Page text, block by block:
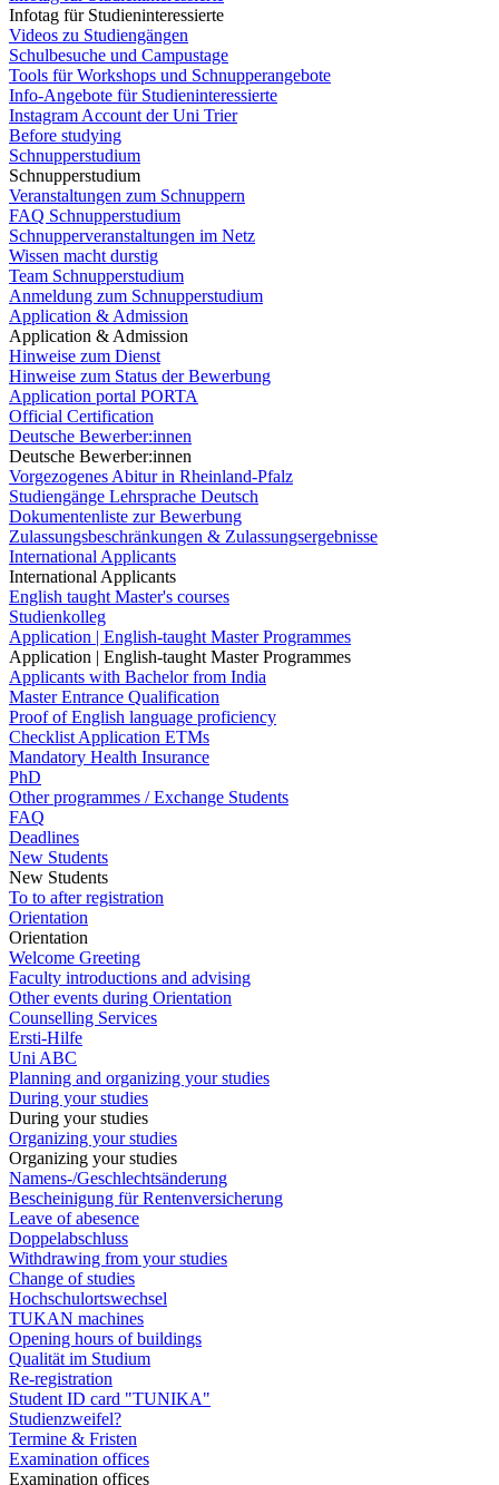
Infotag für Studieninteressierte
Videos zu Studiengängen
Schulbesuche und Campustage
Tools für Workshops und Schnupperangebote
Info-Angebote für Studieninteressierte
Instagram Account der Uni Trier
Before studying
Schnupperstudium
Schnupperstudium
Veranstaltungen zum Schnuppern
FAQ Schnupperstudium
Schnupperveranstaltungen im Netz
Wissen macht durstig
Team Schnupperstudium
Anmeldung zum Schnupperstudium
Application & Admission
Application & Admission
Hinweise zum Dienst
Hinweise zum Status der Bewerbung
Application portal PORTA
Official Certification
Deutsche Bewerber:innen
Deutsche Bewerber:innen
Vorgezogenes Abitur in Rheinland-Pfalz
Studiengänge Lehrsprache Deutsch
Dokumentenliste zur Bewerbung
Zulassungsbeschränkungen & Zulassungsergebnisse
International Applicants
International Applicants
English taught Master's courses
Studienkolleg
Application | English-taught Master Programmes
Application | English-taught Master Programmes
Applicants with Bachelor from India
Master Entrance Qualification
Proof of English language proficiency
Checklist Application ETMs
Mandatory Health Insurance
PhD
Other programmes / Exchange Students
FAQ
Deadlines
New Students
New Students
To to after registration
Orientation
Orientation
Welcome Greeting
Faculty introductions and advising
Other events during Orientation
Counselling Services
Ersti-Hilfe
Uni ABC
Planning and organizing your studies
During your studies
During your studies
Organizing your studies
Organizing your studies
Namens-/Geschlechtsänderung
Bescheinigung für Rentenversicherung
Leave of abesence
Doppelabschluss
Withdrawing from your studies
Change of studies
Hochschulortswechsel
TUKAN machines
Opening hours of buildings
Qualität im Studium
Re-registration
Student ID card "TUNIKA"
Studienzweifel?
Termine & Fristen
Examination offices
Examination offices